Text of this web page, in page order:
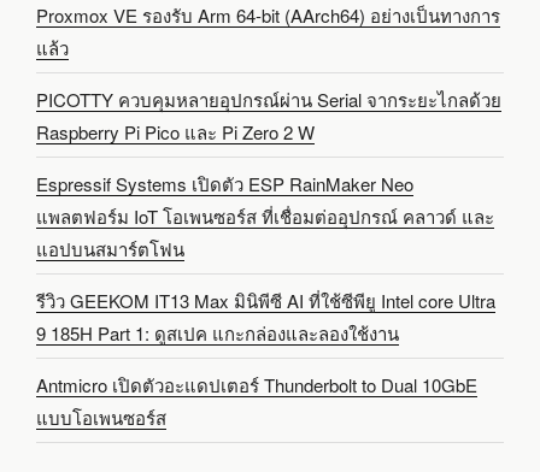
Proxmox VE รองรับ Arm 64-bit (AArch64) อย่างเป็นทางการ
แล้ว
PICOTTY ควบคุมหลายอุปกรณ์ผ่าน Serial จากระยะไกลด้วย
Raspberry Pi Pico และ Pi Zero 2 W
Espressif Systems เปิดตัว ESP RainMaker Neo
แพลตฟอร์ม IoT โอเพนซอร์ส ที่เชื่อมต่ออุปกรณ์ คลาวด์ และ
แอปบนสมาร์ตโฟน
รีวิว GEEKOM IT13 Max มินิพีซี AI ที่ใช้ซีพียู Intel core Ultra
9 185H Part 1: ดูสเปค แกะกล่องและลองใช้งาน
Antmicro เปิดตัวอะแดปเตอร์ Thunderbolt to Dual 10GbE
แบบโอเพนซอร์ส